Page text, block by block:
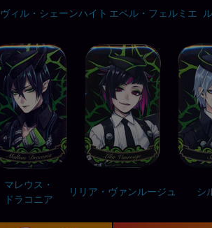
ヴィル・シェーンハイト エペル・フェルミエ
マレウス・
ドラコニア
リリア・ヴァンルージュ シ